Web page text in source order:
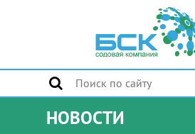
НОВОСТИ